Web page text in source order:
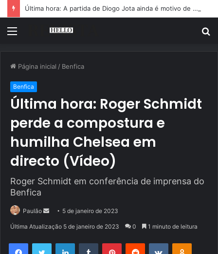
Última hora: A partida de Diogo Jota ainda é motivo de choro
Menu
Página inicial / Benfica
Benfica
Última hora: Roger Schmidt
perde a compostura e
humilha Chelsea em
directo (Vídeo)
Roger Schmidt em conferência de imprensa do
Benfica
Paulão
Mande
mail
5 de janeiro de 2023
Última Atualização 5 de janeiro de 2023 0 1 minuto de leitura
FacebookTwitter LinkedinTumblr PinterestReddit VK OK